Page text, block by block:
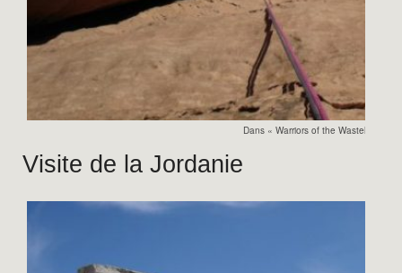
Dans « Warriors of the Wasteland »
Visite de la Jordanie